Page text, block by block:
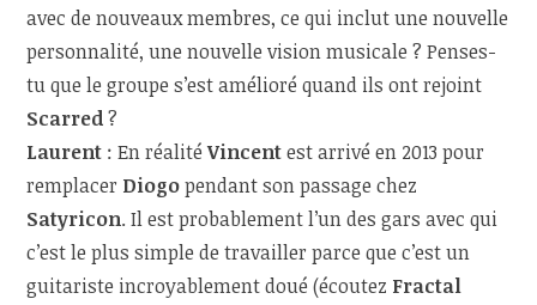
avec de nouveaux membres, ce qui inclut une nouvelle
personnalité, une nouvelle vision musicale ? Penses-
tu que le groupe s’est amélioré quand ils ont rejoint
Scarred?
Laurent : En réalitéVincentest arrivé en 2013 pour
remplacer Diogopendant son passage chez
Satyricon. Il est probablement l’un des gars avec qui
c’est le plus simple de travailler parce que c’est un
guitariste incroyablement doué (écoutez Fractal